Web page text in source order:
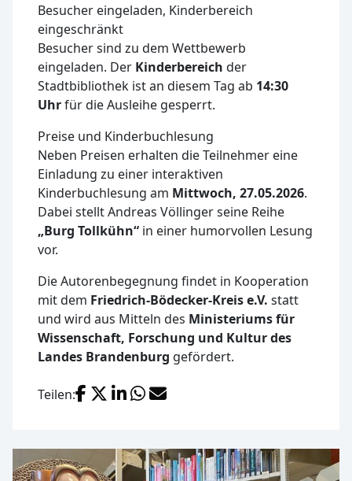
Besucher eingeladen, Kinderbereich
eingeschränkt
Besucher sind zu dem Wettbewerb
eingeladen. Der Kinderbereich der
Stadtbibliothek ist an diesem Tag ab 14:30
Uhrfür die Ausleihe gesperrt.
Preise und Kinderbuchlesung
Neben Preisen erhalten die Teilnehmer eine
Einladung zu einer interaktiven
Kinderbuchlesung am Mittwoch, 27.05.2026.
Dabei stellt Andreas Völlinger seine Reihe
„Burg Tollkühn“ in einer humorvollen Lesung
vor.
Die Autorenbegegnung findet in Kooperation
mit dem Friedrich-Bödecker-Kreis e.V. statt
und wird aus Mitteln des Ministeriums für
Wissenschaft, Forschung und Kultur des
Landes Brandenburg gefördert.
Teilen: Facebook
X (Twitter)
LinkedIn
WhatsApp